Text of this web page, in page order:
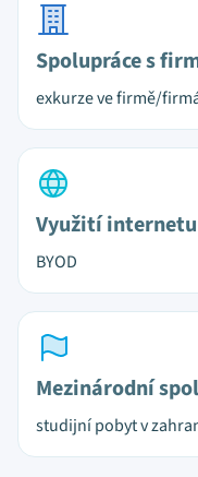
Spolupráce s
exkurze ve firmě/
Využití internetu
BYOD
Mezinárodní
studijní pobyt v